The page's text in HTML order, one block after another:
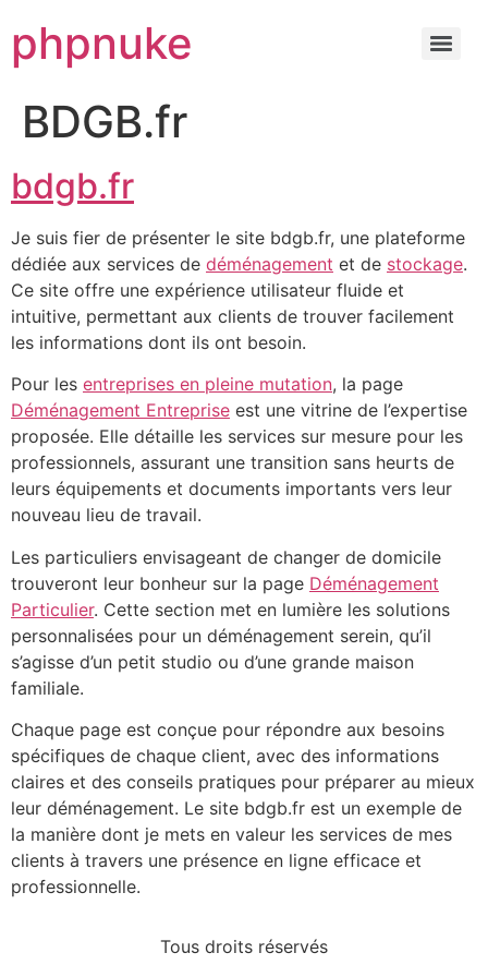
phpnuke
BDGB.fr
bdgb.fr
Je suis fier de présenter le site bdgb.fr, une plateforme
dédiée aux services de déménagement et de stockage.
Ce site offre une expérience utilisateur fluide et
intuitive, permettant aux clients de trouver facilement
les informations dont ils ont besoin.
Pour les entreprises en pleine mutation, la page
Déménagement Entreprise est une vitrine de l’expertise
proposée. Elle détaille les services sur mesure pour les
professionnels, assurant une transition sans heurts de
leurs équipements et documents importants vers leur
nouveau lieu de travail.
Les particuliers envisageant de changer de domicile
trouveront leur bonheur sur la page Déménagement
Particulier. Cette section met en lumière les solutions
personnalisées pour un déménagement serein, qu’il
s’agisse d’un petit studio ou d’une grande maison
familiale.
Chaque page est conçue pour répondre aux besoins
spécifiques de chaque client, avec des informations
claires et des conseils pratiques pour préparer au mieux
leur déménagement. Le site bdgb.fr est un exemple de
la manière dont je mets en valeur les services de mes
clients à travers une présence en ligne efficace et
professionnelle.
Tous droits réservés